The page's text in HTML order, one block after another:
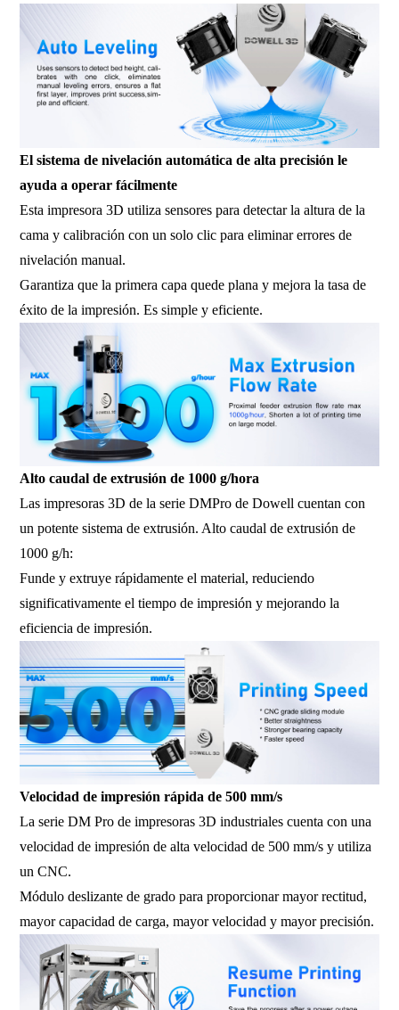
El sistema de nivelación automática de alta precisión le
ayuda a operar fácilmente
Esta impresora 3D utiliza sensores para detectar la altura de la
cama y calibración con un solo clic para eliminar errores de
nivelación manual.
Garantiza que la primera capa quede plana y mejora la tasa de
éxito de la impresión. Es simple y eficiente.
Alto caudal de extrusión de 1000 g/hora
Las impresoras 3D de la serie DMPro de Dowell cuentan con
un potente sistema de extrusión. Alto caudal de extrusión de
1000 g/h:
Funde y extruye rápidamente el material, reduciendo
significativamente el tiempo de impresión y mejorando la
eficiencia de impresión.
Velocidad de impresión rápida de 500 mm/s
La serie DM Pro de impresoras 3D industriales cuenta con una
velocidad de impresión de alta velocidad de 500 mm/s y utiliza
un CNC.
Módulo deslizante de grado para proporcionar mayor rectitud,
mayor capacidad de carga, mayor velocidad y mayor precisión.